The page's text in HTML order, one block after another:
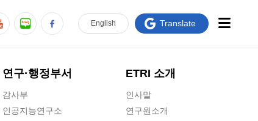
연구·행정부서
감사부
인공지능연구소
ETRI 소개
인사말
연구원소개
English Translate